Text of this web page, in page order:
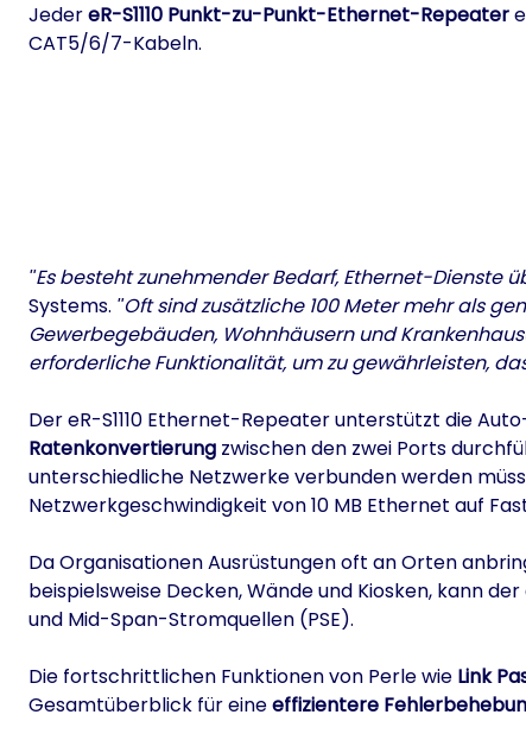
JedereR-S1110 Punkt-zu-Punkt-Ethernet-Repeater
CAT5/6/7-Kabeln.
Es besteht zunehmender Bedarf, Ethernet-Dienste
Systems. Oft sind zusätzliche 100 Meter mehr als
Gewerbegebäuden, Wohnhäusern und
erforderliche Funktionalität, um zu gewährleisten,
Der eR-S1110 Ethernet-Repeater unterstützt die
Ratenkonvertierung zwischen den zwei Ports
unterschiedliche Netzwerke verbunden werden
Netzwerkgeschwindigkeit von 10 MB Ethernet auf
Da Organisationen Ausrüstungen oft an Orten
beispielsweise Decken, Wände und Kiosken, kann der
und Mid-Span-Stromquellen (PSE).
Die fortschrittlichen Funktionen von Perle wie Link
Gesamtüberblick für eineeffizientere